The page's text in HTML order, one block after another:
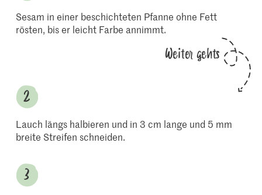
Sesam in einer beschichteten Pfanne ohne Fett
rösten, bis er leicht Farbe annimmt.
Weiter gehts
Lauch längs halbieren und in 3 cm lange und 5 mm
breite Streifen schneiden.